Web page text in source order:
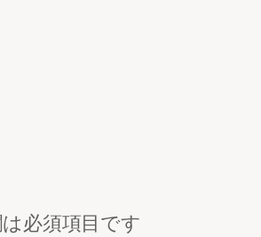
必須項目です